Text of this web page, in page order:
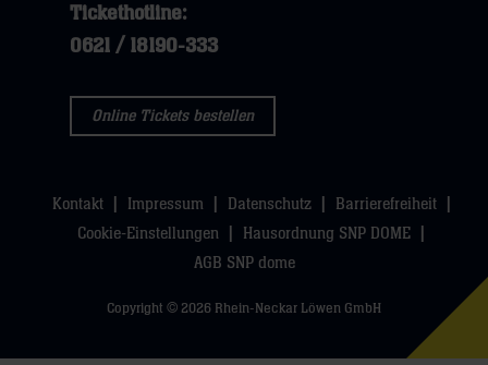
Tickethotline:
0621 / 18190-333
Online Tickets bestellen
Kontakt Impressum Datenschutz
Barrierefreiheit
Cookie-Einstellungen
Hausordnung SNP DOME
AGB SNP dome
Copyright © 2026 Rhein-Neckar Löwen GmbH